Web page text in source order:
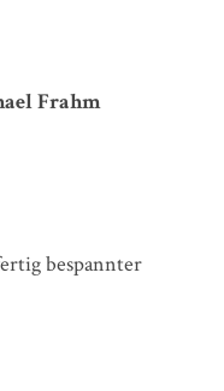
Frahm
bespannter